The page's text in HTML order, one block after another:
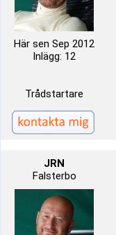
Här sen Sep 2012
Inlägg: 12
Trådstartare
JRN
Falsterbo